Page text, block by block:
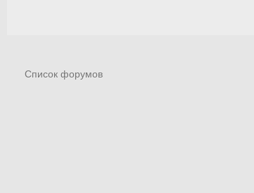
Список форумов